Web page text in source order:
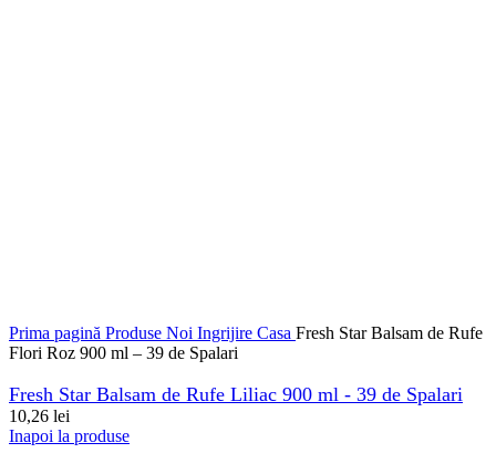
Prima pagină Produse Noi Ingrijire Casa Fresh Star Balsam de Rufe
Flori Roz 900 ml – 39 de Spalari
Fresh Star Balsam de Rufe Liliac 900 ml - 39 de Spalari
10,26 lei
Inapoi la produse